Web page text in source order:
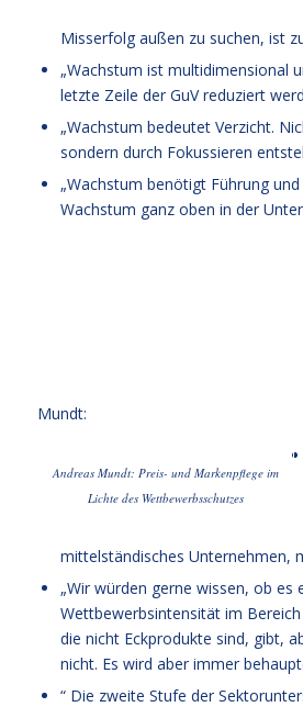
Misserfolg außen zu suchen, ist
„Wachstum ist multidimensional
letzte Zeile der GuV reduziert
„Wachstum bedeutet Verzicht.
sondern durch Fokussieren
„Wachstum benötigt Führung
Wachstum ganz oben in der
Mundt:
Andreas Mundt: Preis- und Markenpflege im
Lichte des Wettbewerbsschutzes
mittelständisches Unternehmen,
„Wir würden gerne wissen, ob es
Wettbewerbsintensität im
die nicht Eckprodukte sind, gibt,
nicht. Es wird aber immer
“ Die zweite Stufe der